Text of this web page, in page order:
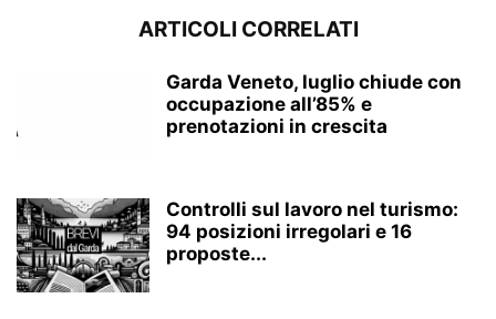
ARTICOLI CORRELATI
Garda Veneto, luglio chiude con
occupazione all’85% e
prenotazioni in crescita
Controlli sul lavoro nel turismo:
94 posizioni irregolari e 16
proposte...